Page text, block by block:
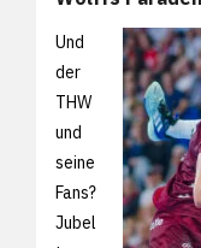
Und
der
THW
und
seine
Fans?
Jubel